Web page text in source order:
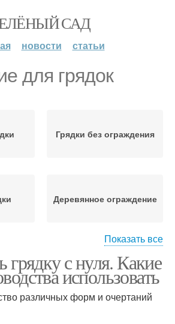
САД
новости статьи
для грядок
Грядки без ограждения
Деревянное ограждение
Лента для ограждения
Показать все
грядку с нуля. Какие
использовать
различных форм и очертаний